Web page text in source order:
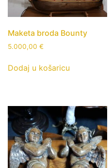
Maketa broda Bounty
5.000,00 €
Dodaj u košaricu